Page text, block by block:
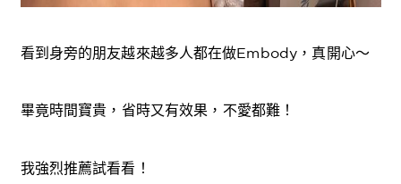
看到身旁的朋友越來越多人都在做Embody ， 真開心～
畢竟時間寶貴 ， 省時又有效果 ， 不愛都難！
我強烈推薦試看看！